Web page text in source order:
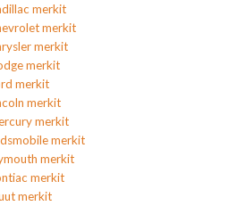
merkit
merkit
merkit
merkit
merkit
merkit
merkit
merkit
merkit
merkit
merkit